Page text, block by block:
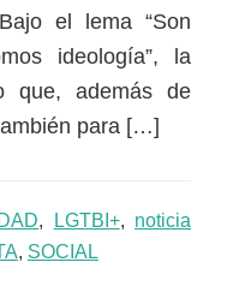
el lema “Son
ideología”, la
que, además de
para […]
, LGTBI+, noticia
, SOCIAL